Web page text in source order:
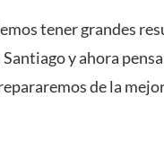
tener grandes
y ahora
de la